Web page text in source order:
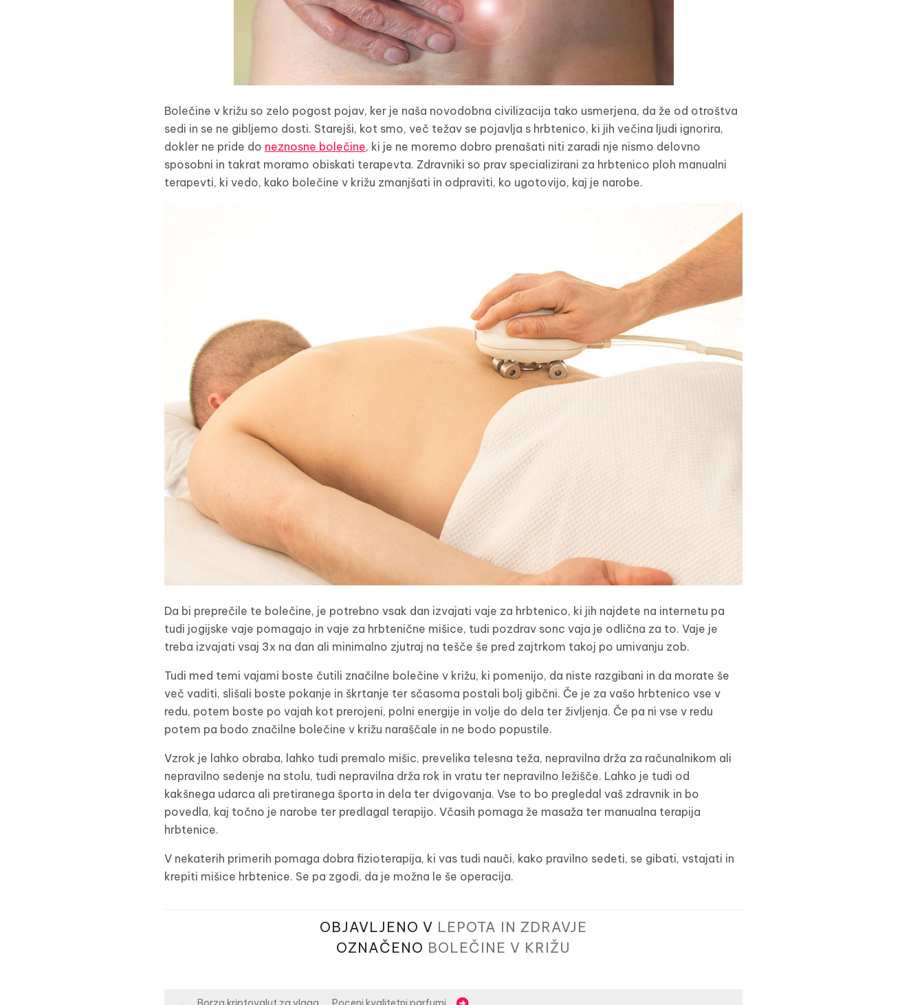
Bolečine v križu so zelo pogost pojav, ker je naša novodobna civilizacija tako usmerjena, da že od otroštva
sedi in se ne gibljemo dosti. Starejši, kot smo, več težav se pojavlja s hrbtenico, ki jih večina ljudi ignorira,
dokler ne pride do neznosne bolečine, ki je ne moremo dobro prenašati niti zaradi nje nismo delovno
sposobni in takrat moramo obiskati terapevta. Zdravniki so prav specializirani za hrbtenico ploh manualni
terapevti, ki vedo, kako bolečine v križu zmanjšati in odpraviti, ko ugotovijo, kaj je narobe.
Da bi preprečile te bolečine, je potrebno vsak dan izvajati vaje za hrbtenico, ki jih najdete na internetu pa
tudi jogijske vaje pomagajo in vaje za hrbtenične mišice, tudi pozdrav sonc vaja je odlična za to. Vaje je
treba izvajati vsaj 3x na dan ali minimalno zjutraj na tešče še pred zajtrkom takoj po umivanju zob.
Tudi med temi vajami boste čutili značilne bolečine v križu, ki pomenijo, da niste razgibani in da morate še
več vaditi, slišali boste pokanje in škrtanje ter sčasoma postali bolj gibčni. Če je za vašo hrbtenico vse v
redu, potem boste po vajah kot prerojeni, polni energije in volje do dela ter življenja. Če pa ni vse v redu
potem pa bodo značilne bolečine v križu naraščale in ne bodo popustile.
Vzrok je lahko obraba, lahko tudi premalo mišic, prevelika telesna teža, nepravilna drža za računalnikom ali
nepravilno sedenje na stolu, tudi nepravilna drža rok in vratu ter nepravilno ležišče. Lahko je tudi od
kakšnega udarca ali pretiranega športa in dela ter dvigovanja. Vse to bo pregledal vaš zdravnik in bo
povedla, kaj točno je narobe ter predlagal terapijo. Včasih pomaga že masaža ter manualna terapija
hrbtenice.
V nekaterih primerih pomaga dobra fizioterapija, ki vas tudi nauči, kako pravilno sedeti, se gibati, vstajati in
krepiti mišice hrbtenice. Se pa zgodi, da je možna le še operacija.
OBJAVLJENO V LEPOTA IN ZDRAVJE
OZNAČENO BOLEČINE V KRIŽU